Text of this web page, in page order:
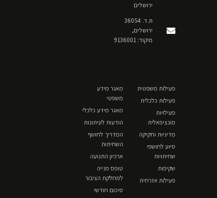
ירושלים
ת.ד. 36054
ירושלים,
מיקוד: 9136001
פעילות משפטית
פעילות כלכלית
פעילויות
מונציפאלית
מדיניות וחקיקה
סיוע לחושפי
שחיתויות
שקיפות
פעילות אזרחית
מאגר מידע
משפטי
מאגר מידע כלכלי
הודעות לעיתונות
המדריך לחושף
השחיתות
ארכיון התנועה
טופס פנייה
למחלקת הציבור
סיכום חודשי